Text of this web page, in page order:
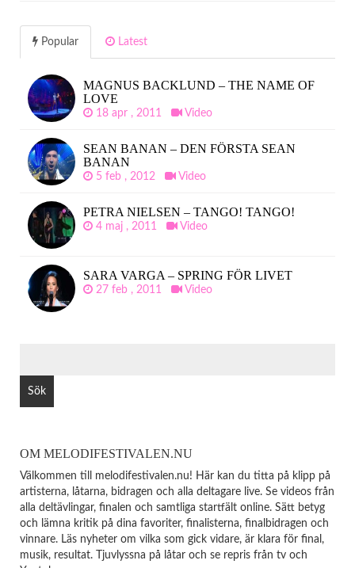
Popular Latest
MAGNUS BACKLUND – THE NAME OF
LOVE
18 apr , 2011 Video
SEAN BANAN – DEN FÖRSTA SEAN
BANAN
5 feb , 2012 Video
PETRA NIELSEN – TANGO! TANGO!
4 maj , 2011 Video
SARA VARGA – SPRING FÖR LIVET
27 feb , 2011 Video
OM MELODIFESTIVALEN.NU
Välkommen till melodifestivalen.nu! Här kan du titta på klipp på
artisterna, låtarna, bidragen och alla deltagare live. Se videos från
alla deltävlingar, finalen och samtliga startfält online. Sätt betyg
och lämna kritik på dina favoriter, finalisterna, finalbidragen och
vinnare. Läs nyheter om vilka som gick vidare, är klara för final,
musik, resultat. Tjuvlyssna på låtar och se repris från tv och